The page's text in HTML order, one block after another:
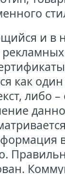
и в
как
либо